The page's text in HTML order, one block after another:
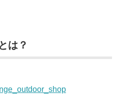
は？